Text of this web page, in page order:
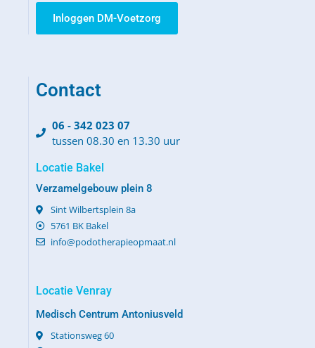
Inloggen DM-Voetzorg
Contact
06 - 342 023 07
tussen 08.30 en 13.30 uur
Locatie Bakel
Verzamelgebouw plein 8
Sint Wilbertsplein 8a
5761 BK Bakel
info@podotherapieopmaat.nl
Locatie Venray
Medisch Centrum Antoniusveld
Stationsweg 60